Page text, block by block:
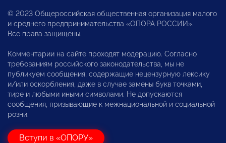
© 2023 Общероссийская общественная организация малого
и среднего предпринимательства «ОПОРА РОССИИ».
Все права защищены.
Комментарии на сайте проходят модерацию. Согласно
требованиям российского законодательства, мы не
публикуем сообщения, содержащие нецензурную лексику
и/или оскорбления, даже в случае замены букв точками,
тире и любыми иными символами. Не допускаются
сообщения, призывающие к межнациональной и социальной
розни.
Вступи в «ОПОРУ»